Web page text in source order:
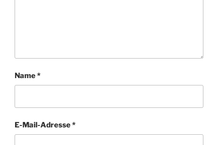
Name*
E-Mail-Adresse*